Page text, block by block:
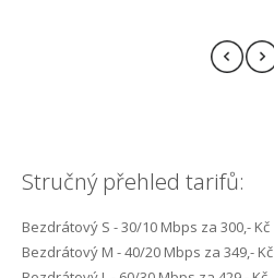
Internet Plzeň-Skvrňany
Internet Starý Plzenec
Stručný přehled tarifů:
Bezdrátový S - 30/10 Mbps za 300,- Kč
Bezdrátový M - 40/20 Mbps za 349,- Kč